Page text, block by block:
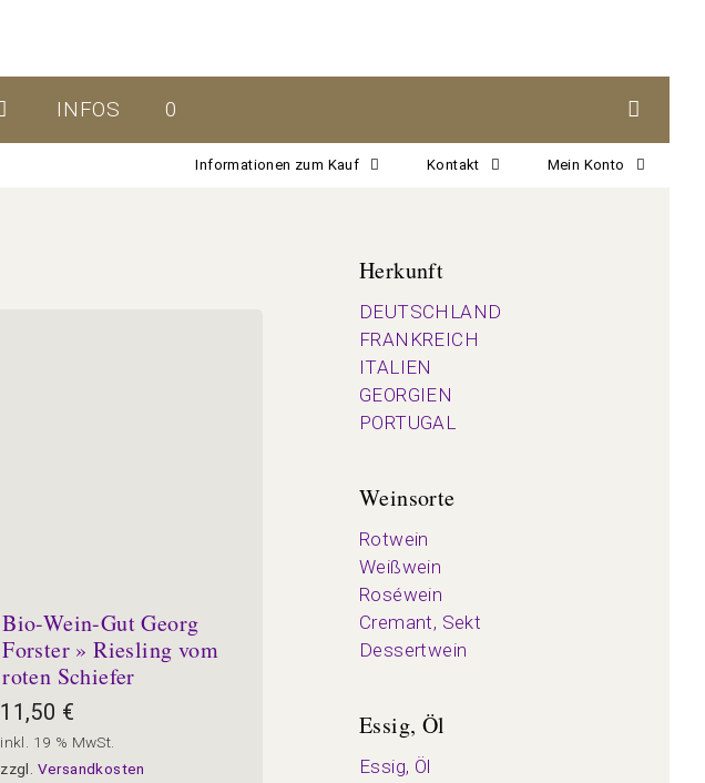
INFOS 0
Informationen zum Kauf Kontakt Mein Konto
Bio-Wein-Gut Georg
Forster » Riesling vom
roten Schiefer
11,50 €
inkl. 19 % MwSt.
zzgl. Versandkosten
Herkunft
DEUTSCHLAND
FRANKREICH
ITALIEN
GEORGIEN
PORTUGAL
Weinsorte
Rotwein
Weißwein
Roséwein
Cremant, Sekt
Dessertwein
Essig, Öl
Essig, Öl